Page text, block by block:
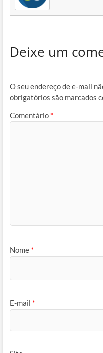
Deixe um
O seu endereço de e-mail
obrigatórios são marcados
Comentário *
Nome *
E-mail *